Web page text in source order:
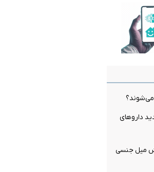
می‌شوند؟
داروهای
میل جنسی